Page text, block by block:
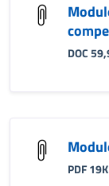
DOC
PDF 19K